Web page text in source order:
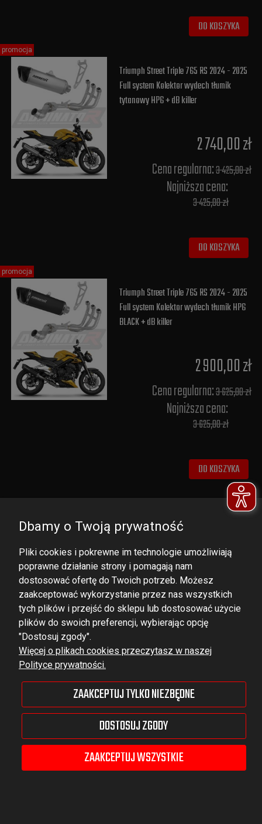
DO KOSZYKA
Triumph Street Triple 765 RS 2024 - 2025
Full system Kolektor wydech tłumik
tytanowy HP6 + dB killer
2 740,00 zł
Cena regularna:3 425,00 zł
Najniższa cena:
3 425,00 zł
DO KOSZYKA
promocja
Triumph Street Triple 765 RS 2024 - 2025
Full system Kolektor wydech tłumik HP6
BLACK + dB killer
2 900,00 zł
Cena regularna:3 625,00 zł
Najniższa cena:
3 625,00 zł
DO KOSZYKA
promocja
DOMINATOR GROUP Sp. z o.o.
Ludowa 59, 43-514 Kaniów,
POLAND
VAT ID No.: 6521751083
dominator@dominator.pl
© Copyright 2022 | Dominator Group Sp. z o. o.
Dbamy o Twoją prywatność
Pliki cookies i pokrewne im technologie umożliwiają
poprawne działanie strony i pomagają nam
dostosować ofertę do Twoich potrzeb. Możesz
zaakceptować wykorzystanie przez nas wszystkich
tych plików i przejść do sklepu lub dostosować użycie
plików do swoich preferencji, wybierając opcję
"Dostosuj zgody".
Więcej o plikach cookies przeczytasz w naszej
Polityce prywatności.
ZAAKCEPTUJ TYLKO NIEZBĘDNE
DOSTOSUJ ZGODY
ZAAKCEPTUJ WSZYSTKIE